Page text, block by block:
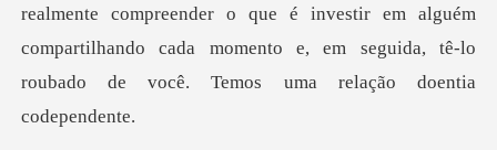
ender o que é investir em alguém
compartilhando cada momento e, em seg